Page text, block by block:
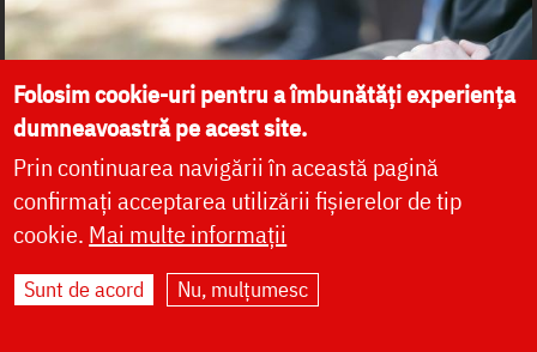
Folosim cookie-uri pentru a îmbunătăți experiența
dumneavoastră pe acest site.
Prin continuarea navigării în această pagină
confirmați acceptarea utilizării fișierelor de tip
cookie. Mai multe informații
Sunt de acord Nu, mulțumesc